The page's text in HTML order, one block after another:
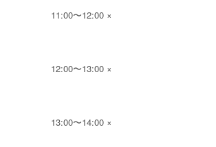
11:00〜12:00 ×
12:00〜13:00 ×
13:00〜14:00 ×